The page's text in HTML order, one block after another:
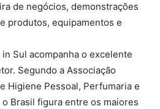
de negócios, demonstrações
produtos, equipamentos e
Sul acompanha o excelente
Segundo a Associação
Higiene Pessoal, Perfumaria e
o Brasil figura entre os maiores